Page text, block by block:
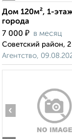
Дом 120м², 1-
города
7 000 ₽ в месяц
Советский район,
Агентство,
‹